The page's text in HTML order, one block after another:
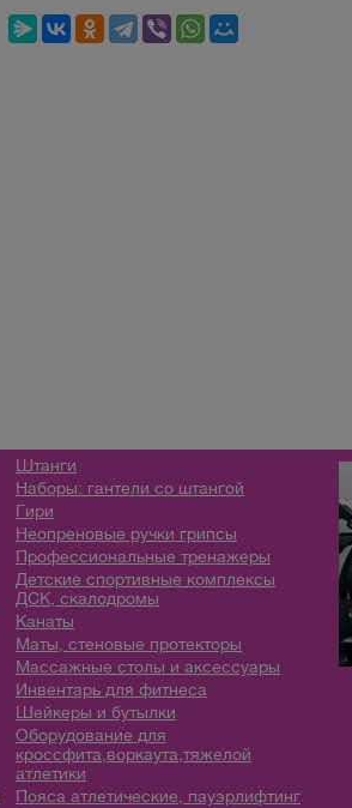
Штанги
Наборы: гантели со штангой
Гири
Неопреновые ручки грипсы
Профессиональные тренажеры
Детские спортивные комплексы
ДСК, скалодромы
Канаты
Маты, стеновые протекторы
Массажные столы и аксессуары
Инвентарь для фитнеса
Шейкеры и бутылки
Оборудование для
кроссфита,воркаута,тяжелой
атлетики
Пояса атлетические, пауэрлифтинг